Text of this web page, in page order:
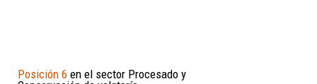
Posición 6 en el sector Procesado y